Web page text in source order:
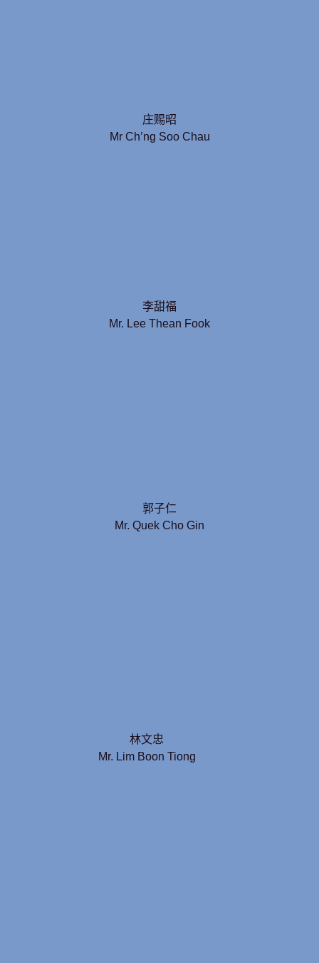
庄赐昭
Mr Ch’ng Soo Chau
李甜福
Mr. Lee Thean Fook
郭子仁
Mr. Quek Cho Gin
林文忠
Mr. Lim Boon Tiong